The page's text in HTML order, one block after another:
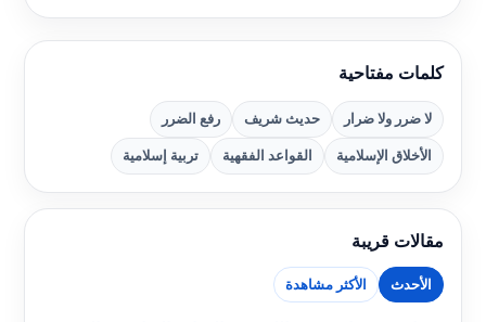
كلمات مفتاحية
لا ضرر ولا ضرار حديث شريف رفع الضرر
الأخلاق الإسلامية القواعد الفقهية تربية إسلامية
مقالات قريبة
الأحدث الأكثر مشاهدة